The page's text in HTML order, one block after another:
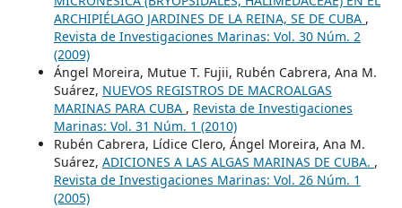
ARCHIPIÉLAGO JARDINES DE LA REINA, SE DE CUBA ,
Revista de Investigaciones Marinas: Vol. 30 Núm. 2
(2009)
Ángel Moreira, Mutue T. Fujii, Rubén Cabrera, Ana M.
Suárez, NUEVOS REGISTROS DE MACROALGAS
MARINAS PARA CUBA , Revista de Investigaciones
Marinas: Vol. 31 Núm. 1 (2010)
Rubén Cabrera, Lídice Clero, Ángel Moreira, Ana M.
Suárez, ADICIONES A LAS ALGAS MARINAS DE CUBA. ,
Revista de Investigaciones Marinas: Vol. 26 Núm. 1
(2005)